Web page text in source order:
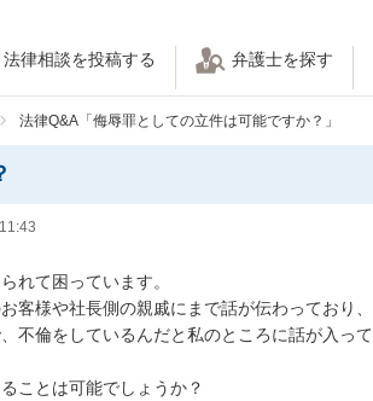
法律相談を投稿する 弁護士を探す
法律Q&A「侮辱罪としての立件は可能ですか？」
れて困っています。
客様や社長側の親戚にまで話が伝わっており、
不倫をしているんだと私のところに話が入って
ことは可能でしょうか？